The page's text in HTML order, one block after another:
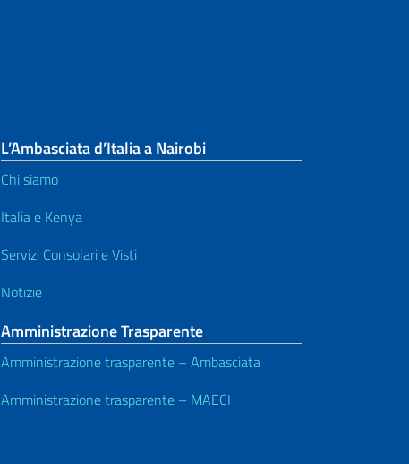
L’Ambasciata d’Italia a Nairobi
Chi siamo
Italia e Kenya
Servizi Consolari e Visti
Notizie
Amministrazione Trasparente
Amministrazione trasparente – Ambasciata
Amministrazione trasparente – MAECI